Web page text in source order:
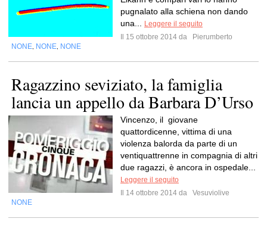
pugnalato alla schiena non dando
una...
Leggere il seguito
Il 15 ottobre 2014 da
Pierumberto
NONE NONE NONE
Ragazzino seviziato, la famiglia
lancia un appello da Barbara D’Urso
Vincenzo, il giovane
quattordicenne, vittima di una
violenza balorda da parte di un
ventiquattrenne in compagnia di altri
due ragazzi, è ancora in ospedale...
Leggere il seguito
Il 14 ottobre 2014 da
Vesuviolive
NONE